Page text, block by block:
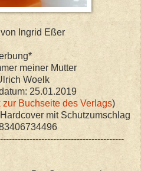
Ingrid Eßer
meiner Mutter
Woelk
25.01.2019
zur Buchseite des Verlags)
mit Schutzumschlag